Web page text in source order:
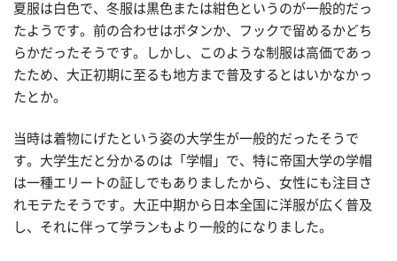
夏服は白色で、冬服は黒色または紺色というのが一般的だっ
たようです。前の合わせはボタンか、フックで留めるかどち
らかだったそうです。しかし、このような制服は高価であっ
たため、大正初期に至るも地方まで普及するとはいかなかっ
たとか。
当時は着物にげたという姿の大学生が一般的だったそうで
す。大学生だと分かるのは「学帽」で、特に帝国大学の学帽
は一種エリートの証しでもありましたから、女性にも注目さ
れモテたそうです。大正中期から日本全国に洋服が広く普及
し、それに伴って学ランもより一般的になりました。